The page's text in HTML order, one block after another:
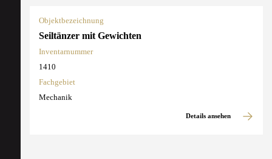
Objektbezeichnung
Seiltänzer mit Gewichten
Inventarnummer
1410
Fachgebiet
Mechanik
Details ansehen